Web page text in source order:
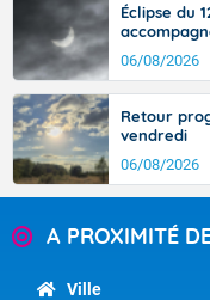
Éclipse du
06/08/2026
Retour
vendredi
06/08/2026
A PROXIMITÉ
Ville